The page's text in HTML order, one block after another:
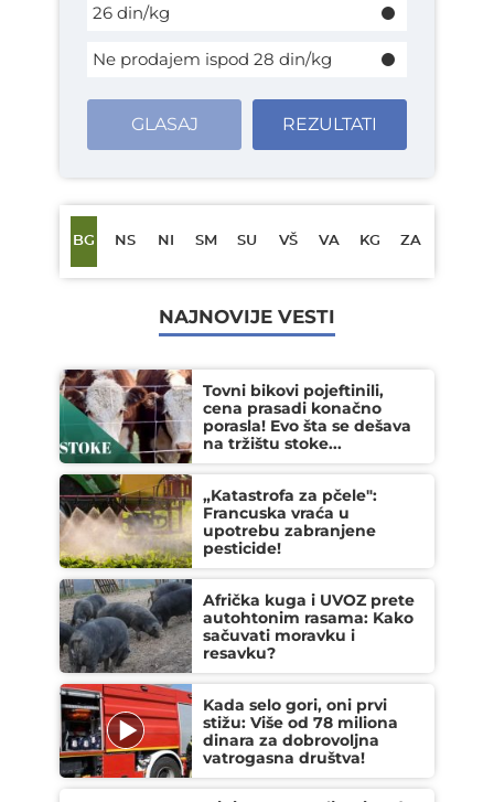
26 din/kg
Ne prodajem ispod 28 din/kg
GLASAJ REZULTATI
BG NS NI SM SU VŠ VA KG ZA
NAJNOVIJE VESTI
Tovni bikovi pojeftinili,
cena prasadi konačno
porasla! Evo šta se dešava
na tržištu stoke...
„Katastrofa za pčele":
Francuska vraća u
upotrebu zabranjene
pesticide!
Afrička kuga i UVOZ prete
autohtonim rasama: Kako
sačuvati moravku i
resavku?
Kada selo gori, oni prvi
stižu: Više od 78 miliona
dinara za dobrovoljna
vatrogasna društva!